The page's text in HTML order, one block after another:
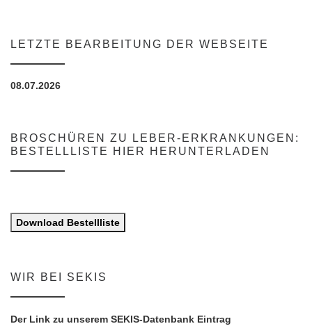
LETZTE BEARBEITUNG DER WEBSEITE
08.07.2026
BROSCHÜREN ZU LEBER-ERKRANKUNGEN:
BESTELLLISTE HIER HERUNTERLADEN
Download Bestellliste
WIR BEI SEKIS
Der Link zu unserem SEKIS-Datenbank Eintrag